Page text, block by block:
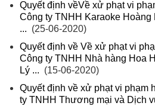
Quyết định vềVề xử phạt vi
Công ty TNHH Karaoke
... (25-06-2020)
Quyết định về Về xử phạt vi
Công ty TNHH Nhà hàng Hoa
Lý ... (15-06-2020)
Quyết định về xử phạt vi phạm
ty TNHH Thương mại và Dịch